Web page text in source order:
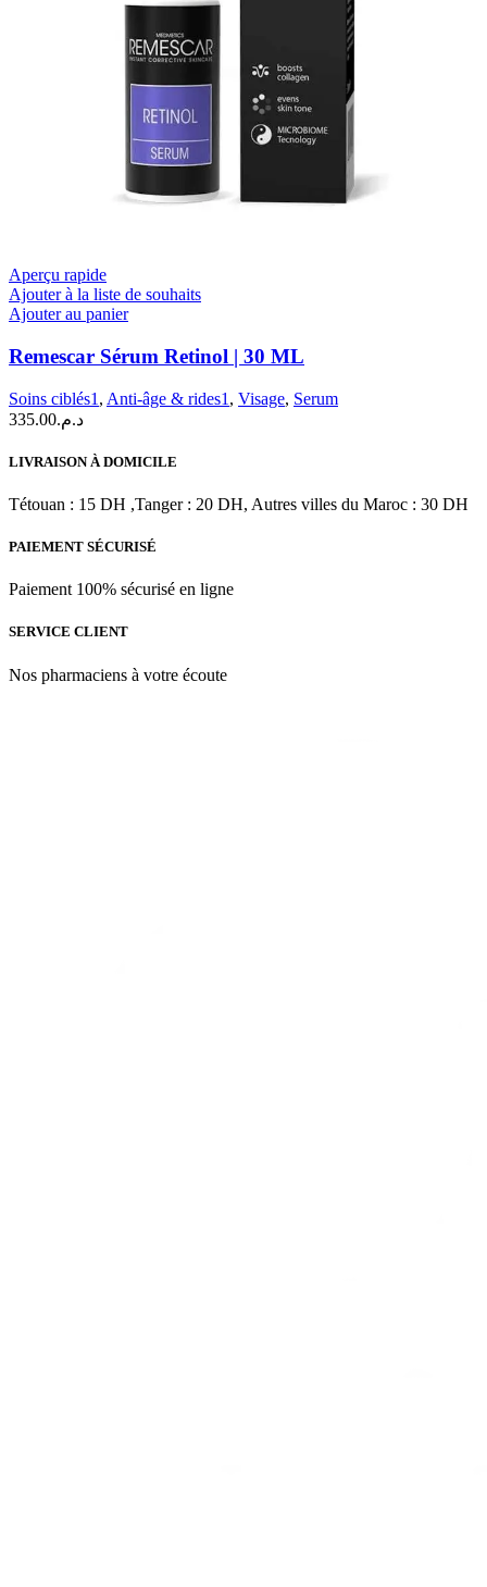
Aperçu rapide
Ajouter à la liste de souhaits
Ajouter au panier
Remescar Sérum Retinol | 30 ML
Soins ciblés1 , Anti-âge & rides1 , Visage, Serum
د.م.335.00
LIVRAISON À DOMICILE
Tétouan : 15 DH ,Tanger : 20 DH, Autres villes du Maroc : 30 DH
PAIEMENT SÉCURISÉ
Paiement 100% sécurisé en ligne
SERVICE CLIENT
Nos pharmaciens à votre écoute